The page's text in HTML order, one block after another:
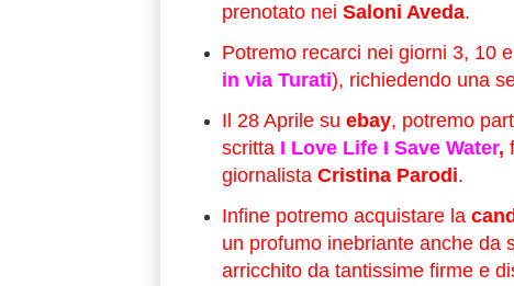
prenotato nei Saloni Aveda.
Potremo recarci nei giorni 3, 10
in via Turati), richiedendo una
Il 28 Aprile su ebay, potremo
scritta I Love Life I Save Water,
giornalista Cristina Parodi.
Infine potremo acquistare la
un profumo inebriante anche da
arricchito da tantissime firme e